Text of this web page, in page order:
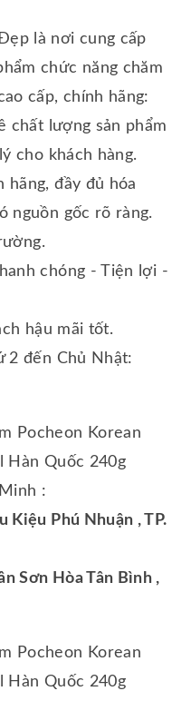
là nơi cung cấp
chức năng chăm
cấp, chính hãng:
chất lượng sản phẩm
cho khách hàng.
hãng, đầy đủ hóa
nguồn gốc rõ ràng.
chóng - Tiện lợi -
hậu mãi tốt.
2 đến Chủ Nhật:
Pocheon Korean
Hàn Quốc 240g
:
Kiệu Phú Nhuận , TP.
Sơn Hòa Tân Bình ,
Pocheon Korean
Hàn Quốc 240g